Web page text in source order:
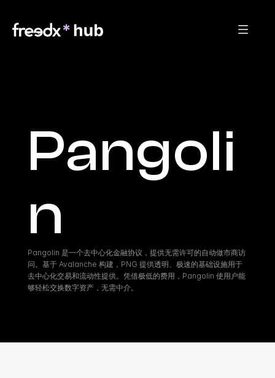
Pangoli
n
Pangolin 是一个去中心化金融协议，提供无需许可的自动做市商访
问。基于 Avalanche 构建，PNG 提供透明、极速的基础设施用于
去中心化交易和流动性提供。凭借极低的费用，Pangolin 使用户能
够轻松交换数字资产，无需中介。